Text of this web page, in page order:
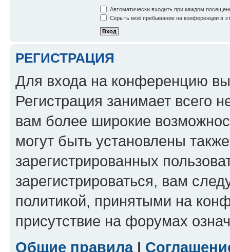
Автоматически входить при каждом
Скрыть моё пребывание на конференции в
РЕГИСТРАЦИЯ
Для входа на конференцию
Регистрация занимает всего
вам более широкие
могут быть установлены
зарегистрированных
зарегистрироваться, вам
политикой, принятыми на
присутствие на форумах
Общие правила|